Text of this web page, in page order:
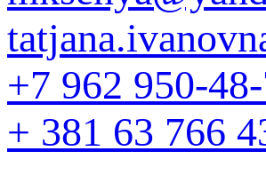
+7 962 950-
+ 381 63 766